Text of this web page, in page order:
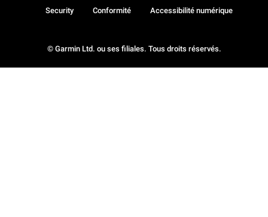
© Garmin Ltd. ou ses filiales. Tous droits réservés.
Security Conformité Accessibilité numérique